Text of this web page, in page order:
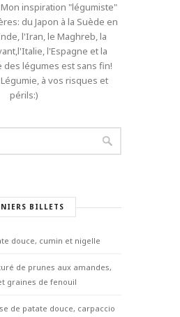
inspiration "légumiste"
du Japon à la Suède en
l'Iran, le Maghreb, la
l'Espagne et la
des légumes est sans fin!
à vos risques et
périls:)
BILLETS
douce, cumin et nigelle
de prunes aux amandes,
graines de fenouil
de patate douce, carpaccio